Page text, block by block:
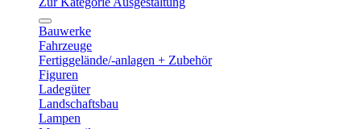
Bauwerke
Fahrzeuge
Fertiggelände/-anlagen + Zubehör
Figuren
Ladegüter
Landschaftsbau
Lampen